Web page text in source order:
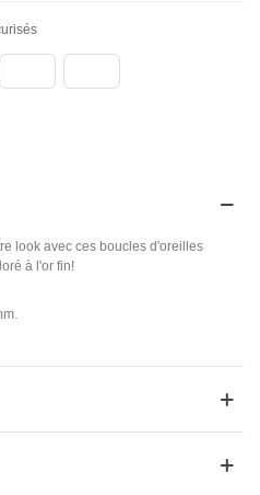
look avec ces boucles d'oreilles
à l'or fin!